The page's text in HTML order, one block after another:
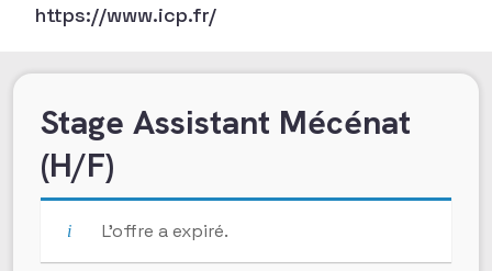
https://www.icp.fr/
Stage Assistant Mécénat
(H/F)
L’offre a expiré.